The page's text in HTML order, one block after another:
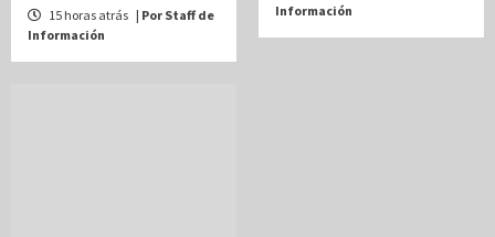
15 horas atrás | Por Staff de
Información
Información